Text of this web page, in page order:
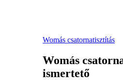
Womás csatornatisztítás
Womás
ismertető